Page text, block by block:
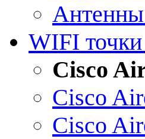
WIFI
Cisco
Cisco
Cisco